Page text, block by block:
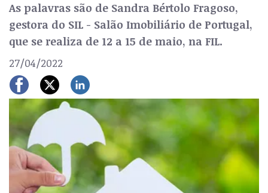
As palavras são de Sandra Bértolo Fragoso,
gestora do SIL - Salão Imobiliário de Portugal,
que se realiza de 12 a 15 de maio, na FIL.
27/04/2022